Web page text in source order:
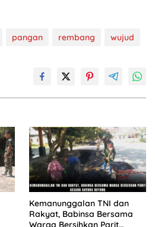
pangan rembang wujud
Kemanunggalan TNI dan
Rakyat, Babinsa Bersama